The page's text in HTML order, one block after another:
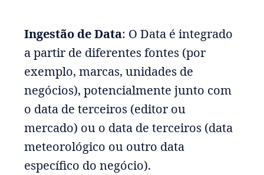
Ingestão de Data: O Data é integrado
a partir de diferentes fontes (por
exemplo, marcas, unidades de
negócios), potencialmente junto com
o data de terceiros (editor ou
mercado) ou o data de terceiros (data
meteorológico ou outro data
específico do negócio).